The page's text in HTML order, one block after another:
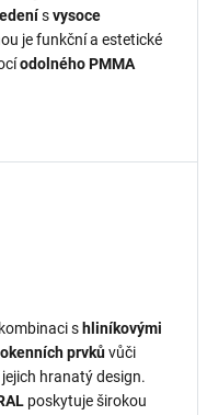
svysoce
je funkční a estetické
odolného PMMA
s hliníkovými
prvkůvůči
hranatý design.
poskytuje širokou